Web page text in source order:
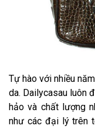
Tự hào với nhiều
da. Dailycasau luôn
hảo và chất lượng
như các đại lý trên